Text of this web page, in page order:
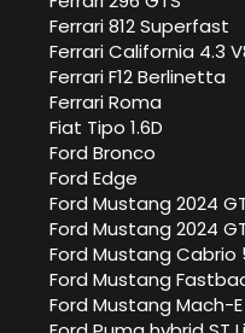
Ferrari 812 Superfast
Ferrari California 4.3
Ferrari F12 Berlinetta
Ferrari Roma
Fiat Tipo 1.6D
Ford Bronco
Ford Edge
Ford Mustang 2024
Ford Mustang 2024
Ford Mustang Cabrio
Ford Mustang
Ford Mustang Mach-E